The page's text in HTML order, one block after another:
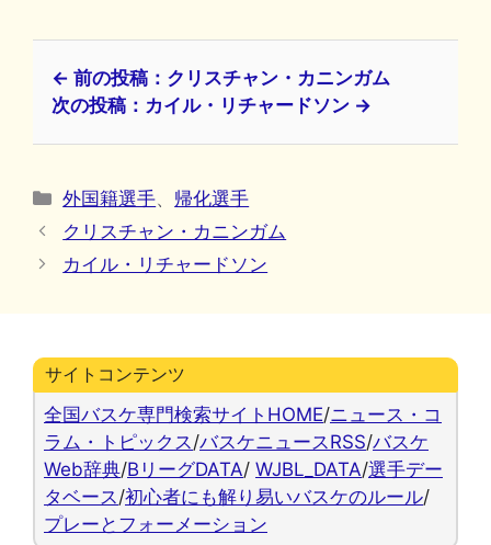
← 前の投稿：クリスチャン・カニンガム
次の投稿：カイル・リチャードソン →
カ
テ
リ
外国籍選手、 帰化選手
クリスチャン・カニンガム
カイル・リチャードソン
サイトコンテンツ
全国バスケ専門検索サイトHOME/ニュース・コ
ラム・トピックス /バスケニュースRSS/バスケ
Web辞典/BリーグDATA/ WJBL_DATA/選手デー
タベース /初心者にも解り易いバスケのルール/
プレーとフォーメーション